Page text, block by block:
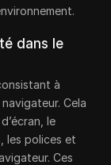
dans le
à
Cela
le
les polices et
Ces